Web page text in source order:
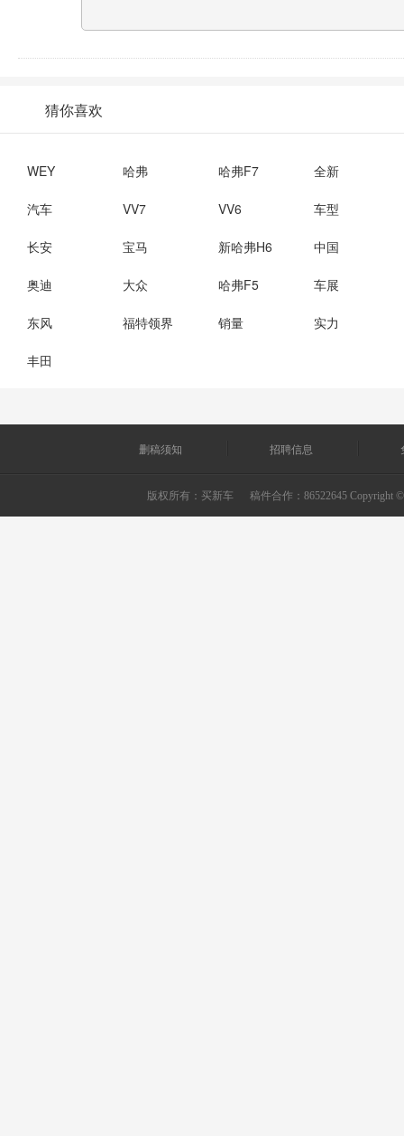
猜你喜欢
WEY 哈弗 哈弗F7 全新
汽车 VV7 VV6 车型
长安 宝马 新哈弗H6 中国
奥迪 大众 哈弗F5 车展
东风 福特领界 销量 实力
丰田
删稿须知 招聘信息
版权所有： 买新车 稿件合作：86522645 Copyright